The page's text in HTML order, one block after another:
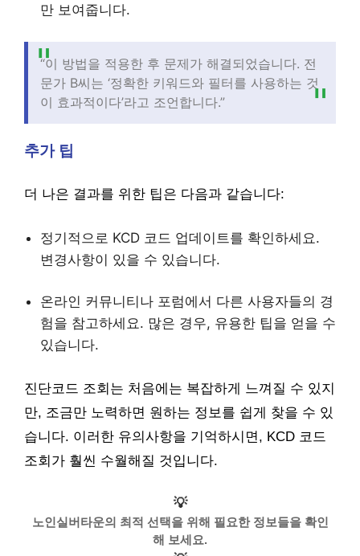
만 보여줍니다.
“이 방법을 적용한 후 문제가 해결되었습니다. 전
문가 B씨는 ‘정확한 키워드와 필터를 사용하는 것
이 효과적이다’라고 조언합니다.”
추가 팁
더 나은 결과를 위한 팁은 다음과 같습니다:
정기적으로 KCD 코드 업데이트를 확인하세요.
변경사항이 있을 수 있습니다.
온라인 커뮤니티나 포럼에서 다른 사용자들의 경
험을 참고하세요. 많은 경우, 유용한 팁을 얻을 수
있습니다.
진단코드 조회는 처음에는 복잡하게 느껴질 수 있지
만, 조금만 노력하면 원하는 정보를 쉽게 찾을 수 있
습니다. 이러한 유의사항을 기억하시면, KCD 코드
조회가 훨씬 수월해질 것입니다.
💡
노인실버타운의 최적 선택을 위해 필요한 정보들을 확인
해 보세요.